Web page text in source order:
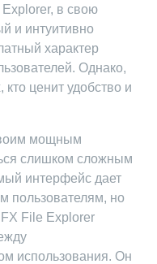
Explorer, в свою
и интуитивно
характер
Однако,
ценит удобство и
мощным
слишком сложным
интерфейс дает
пользователям, но
File Explorer
использования. Он